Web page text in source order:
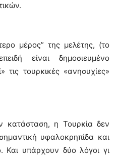
μέρος” της μελέτης, (το
είναι δημοσιευμένο
τις τουρκικές «ανησυχίες»
η Τουρκία δεν
υφαλοκρηπίδα και
Και υπάρχουν δύο λόγοι γι